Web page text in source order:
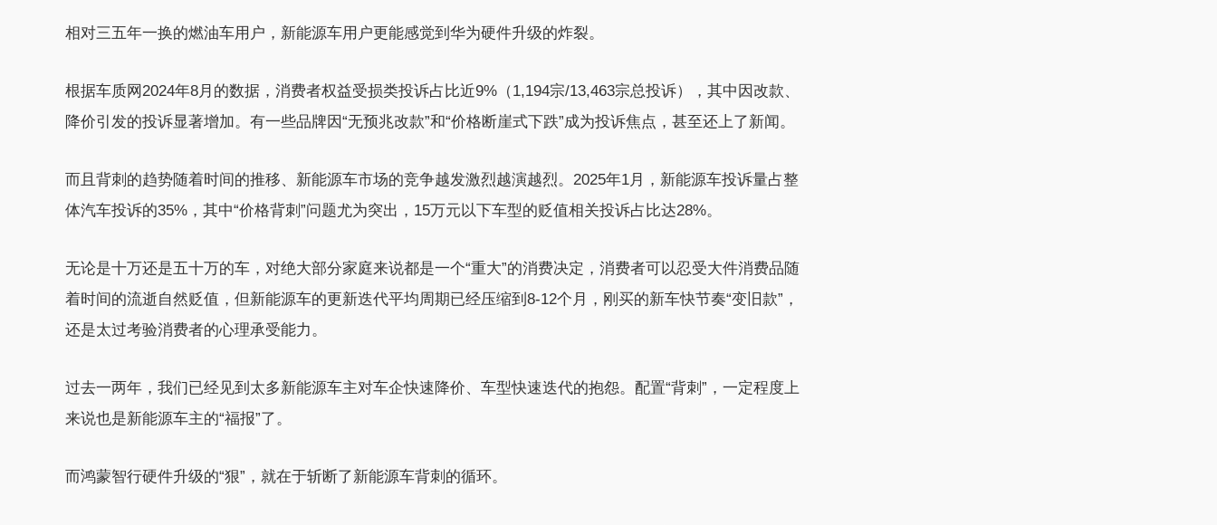
相对三五年一换的燃油车用户，新能源车用户更能感觉到华为硬件升级的炸裂。
根据车质网2024年8月的数据，消费者权益受损类投诉占比近9%（1,194宗/13,463宗总投诉），其中因改款、
降价引发的投诉显著增加。有一些品牌因“无预兆改款”和“价格断崖式下跌”成为投诉焦点，甚至还上了新闻。
而且背刺的趋势随着时间的推移、新能源车市场的竞争越发激烈越演越烈。2025年1月，新能源车投诉量占整
体汽车投诉的35%，其中“价格背刺”问题尤为突出，15万元以下车型的贬值相关投诉占比达28%。
无论是十万还是五十万的车，对绝大部分家庭来说都是一个“重大”的消费决定，消费者可以忍受大件消费品随
着时间的流逝自然贬值，但新能源车的更新迭代平均周期已经压缩到8-12个月，刚买的新车快节奏“变旧款”，
还是太过考验消费者的心理承受能力。
过去一两年，我们已经见到太多新能源车主对车企快速降价、车型快速迭代的抱怨。配置“背刺”，一定程度上
来说也是新能源车主的“福报”了。
而鸿蒙智行硬件升级的“狠”，就在于斩断了新能源车背刺的循环。